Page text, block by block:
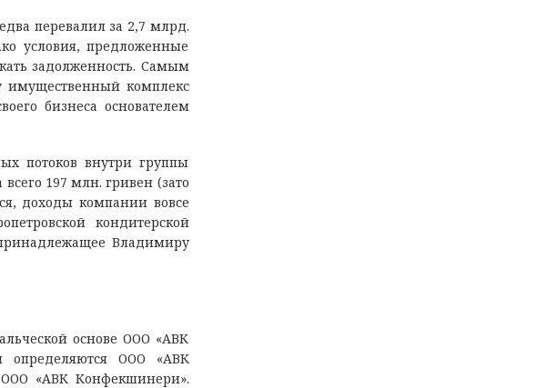
перевалил за 2,7 млрд.
условия, предложенные
задолженность. Самым
имущественный комплекс
бизнеса основателем
потоков внутри группы
197 млн. гривен (зато
доходы компании вовсе
кондитерской
Владимиру
основе ООО «АВК
определяются ООО «АВК
ООО «АВК Конфекшинери».